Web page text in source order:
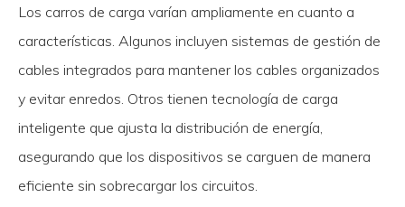
Los carros de carga varían ampliamente en cuanto a
características. Algunos incluyen sistemas de gestión de
cables integrados para mantener los cables organizados
y evitar enredos. Otros tienen tecnología de carga
inteligente que ajusta la distribución de energía,
asegurando que los dispositivos se carguen de manera
eficiente sin sobrecargar los circuitos.